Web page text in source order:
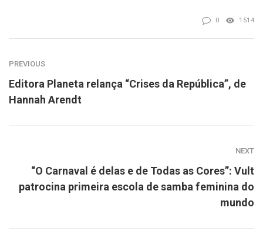
0 1514
PREVIOUS
Editora Planeta relança “Crises da República”, de
Hannah Arendt
NEXT
“O Carnaval é delas e de Todas as Cores”: Vult
patrocina primeira escola de samba feminina do
mundo